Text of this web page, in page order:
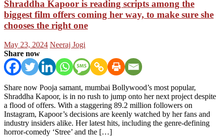
Shraddha Kapoor is reading scripts among the
biggest film offers coming her way, to make sure she
chooses the right one
Posted
on
May 23, 2024 Author
Neeraj Jogi
Share now
Share now Pooja samant, mumbai Bollywood’s most popular,
Shraddha Kapoor, is in no rush to jump onto her next project despite
a flood of offers. With a staggering 89.2 million followers on
Instagram, Kapoor’s decisions are keenly watched by her fans and
industry insiders alike. Her latest hits, including the genre-defining
horror-comedy ‘Stree’ and the […]